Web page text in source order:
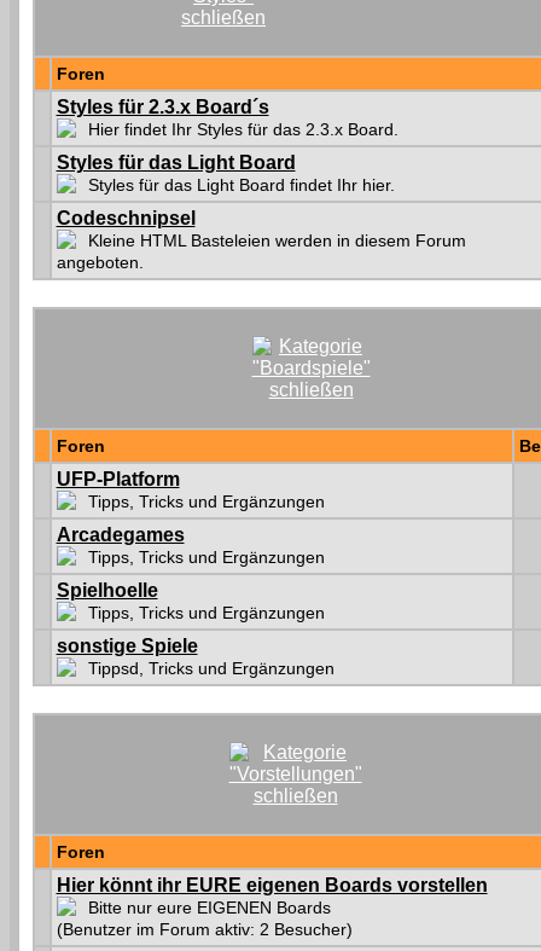
Foren
Styles für 2.3.x Board´s
Hier findet Ihr Styles für das 2.3.x Board.
Styles für das Light Board
Styles für das Light Board findet Ihr hier.
Codeschnipsel
Kleine HTML Basteleien werden in diesem Forum
angeboten.
Foren
UFP-Platform
Tipps, Tricks und Ergänzungen
Arcadegames
Tipps, Tricks und Ergänzungen
Spielhoelle
Tipps, Tricks und Ergänzungen
sonstige Spiele
Tippsd, Tricks und Ergänzungen
Foren
Hier könnt ihr EURE eigenen Boards vorstellen
Bitte nur eure EIGENEN Boards
(Benutzer im Forum aktiv: 2 Besucher)